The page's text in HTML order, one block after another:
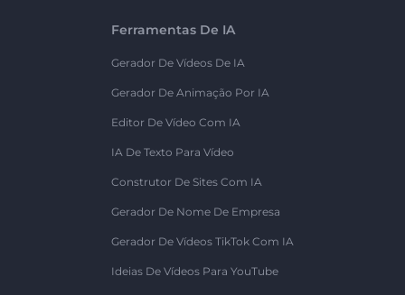
Ferramentas De IA
Gerador De Vídeos De IA
Gerador De Animação Por IA
Editor De Vídeo Com IA
IA De Texto Para Vídeo
Construtor De Sites Com IA
Gerador De Nome De Empresa
Gerador De Vídeos TikTok Com IA
Ideias De Vídeos Para YouTube